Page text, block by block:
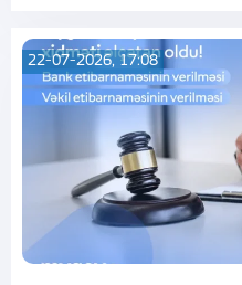
22-07-2026, 17:08